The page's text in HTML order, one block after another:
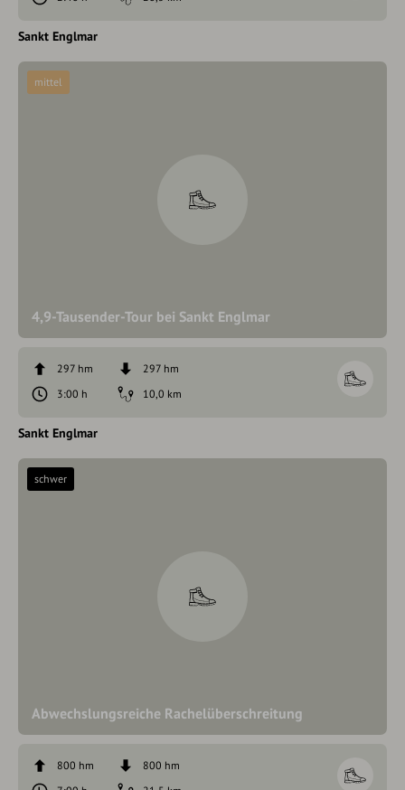
Sankt Englmar
4,9-Tausender-Tour bei Sankt Englmar
mittel
297 hm
297 hm
3:00 h
10,0 km
Sankt Englmar
Abwechslungsreiche Rachelüberschreitung
schwer
800 hm
800 hm